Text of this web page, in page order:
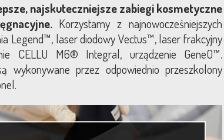
najskuteczniejsze zabiegi kosmetyczne
Korzystamy z najnowocześniejszych
Legend™, laser diodowy Vectus™, laser frakcyjny
CELLU M6® Integral, urządzenie GeneO™.
wykonywane przez odpowiednio przeszkolony